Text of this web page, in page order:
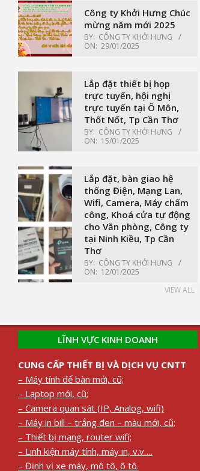
Công ty Khởi Hưng Chúc
mừng năm mới 2025
BY: CÔNG TY KHỞI HƯNG
ON: 29/01/2025
Lắp đặt thiết bị họp
trực tuyến, hội nghị
trực tuyến tại Ô Môn,
Thốt Nốt, Tp Cần Thơ
BY: CÔNG TY KHỞI HƯNG
ON: 15/01/2025
Lắp đặt, bàn giao hệ
thống Điện, Mạng Lan,
Wifi, Camera, Máy chấm
công, Khoá cửa tự động
cho Văn phòng, Công ty
tại Ninh Kiều, Tp Cần
Thơ
BY: CÔNG TY KHỞI HƯNG
ON: 12/01/2025
VIEW ALL
LĨNH VỰC KINH DOANH
CUNG CẤP THIẾT BỊ VÀ DỊCH VỤ CNTT
– Máy tính để bàn mới, cũ;
– Laptop mới, cũ;
– Camera quan sát (IP, Analog, wifi)
– Máy in bill – trắng đen – màu mới, cũ;
– Thiết bị mạng, router wifi;
– Linh kiện máy tính, máy in, v.v….
– Định vị xe máy, mô tô, ô tô.